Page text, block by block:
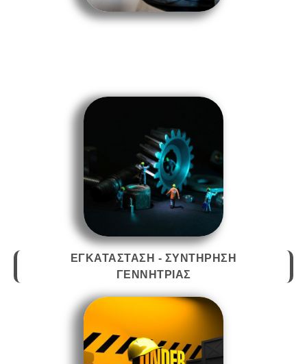
ΕΓΚΑΤΑΣΤΑΣΗ - ΣΥΝΤΗΡΗΣΗ
ΓΕΝΝΗΤΡΙΑΣ